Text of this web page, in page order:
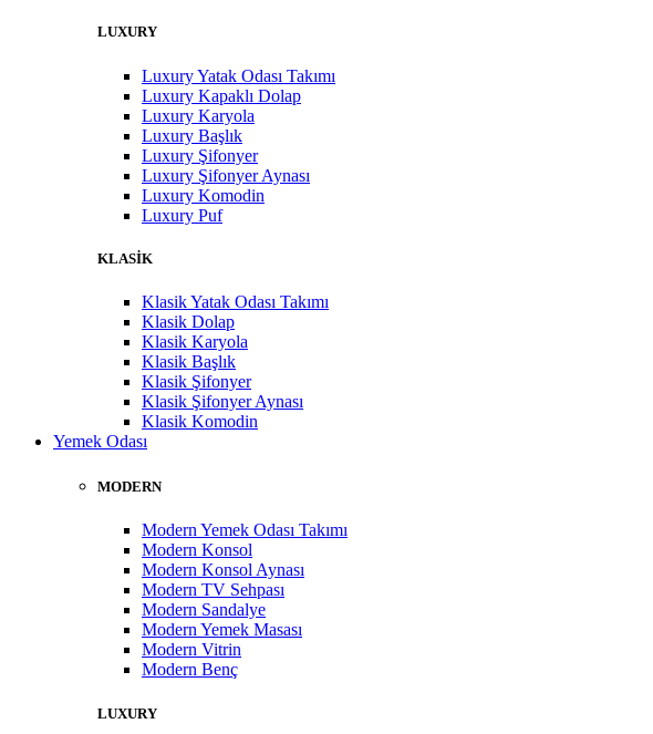
LUXURY
Luxury Yatak Odası Takımı
Luxury Kapaklı Dolap
Luxury Karyola
Luxury Başlık
Luxury Şifonyer
Luxury Şifonyer Aynası
Luxury Komodin
Luxury Puf
KLASİK
Klasik Yatak Odası Takımı
Klasik Dolap
Klasik Karyola
Klasik Başlık
Klasik Şifonyer
Klasik Şifonyer Aynası
Klasik Komodin
Yemek Odası
MODERN
Modern Yemek Odası Takımı
Modern Konsol
Modern Konsol Aynası
Modern TV Sehpası
Modern Sandalye
Modern Yemek Masası
Modern Vitrin
Modern Benç
LUXURY